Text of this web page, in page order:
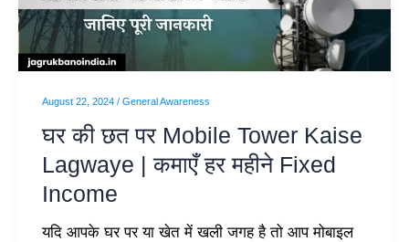
August 22, 2024 / General Awareness
घर की छत पर Mobile Tower Kaise
Lagwaye | कमाएँ हर महीने Fixed
Income
यदि आपके घर पर या खेत में खली जगह है तो आप मोबाइल
Tower
Kaise
Lagwaye
हर
महीने
Fixed
Income